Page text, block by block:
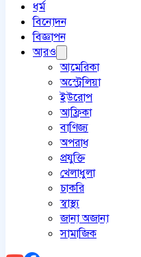
ধর্ম
বিনোদন
বিজ্ঞাপন
আরও
আমেরিকা
অস্ট্রেলিয়া
ইউরোপ
আফ্রিকা
বাণিজ্য
অপরাধ
প্রযুক্তি
খেলাধুলা
চাকরি
স্বাস্থ্য
জানা অজানা
সামাজিক